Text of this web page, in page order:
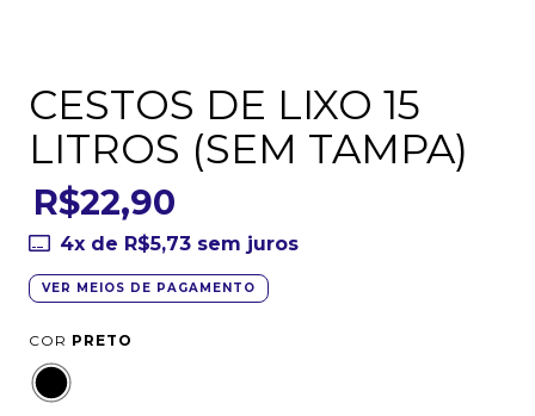
CESTOS DE LIXO 15
LITROS (SEM TAMPA)
R$22,90
4x de R$5,73 sem juros
VER MEIOS DE PAGAMENTO
COR PRETO